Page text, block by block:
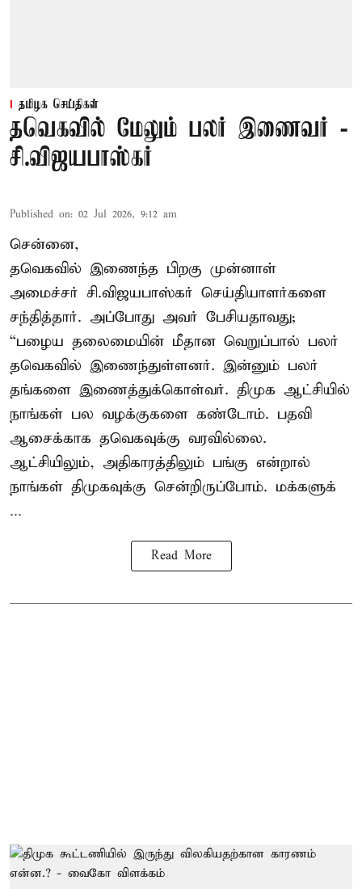
தமிழக செய்திகள்
தவெகவில் மேலும் பலர் இணைவர் -
சி.விஜயபாஸ்கர்
Published on: 02 Jul 2026, 9:12 am
சென்னை,
தவெகவில் இணைந்த பிறகு முன்னாள்
அமைச்சர் சி.விஜயபாஸ்கர் செய்தியாளர்களை
சந்தித்தார். அப்போது அவர் பேசியதாவது;
“பழைய தலைமையின் மீதான வெறுப்பால் பலர்
தவெகவில் இணைந்துள்ளனர். இன்னும் பலர்
தங்களை இணைத்துக்கொள்வர். திமுக ஆட்சியில்
நாங்கள் பல வழக்குகளை கண்டோம். பதவி
ஆசைக்காக தவெகவுக்கு வரவில்லை.
ஆட்சியிலும், அதிகாரத்திலும் பங்கு என்றால்
நாங்கள் திமுகவுக்கு சென்றிருப்போம். மக்களுக்
...
Read More